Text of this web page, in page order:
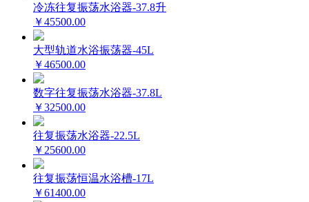
冷冻往复振荡水浴器-37.8升
￥45500.00
大型轨道水浴振荡器-45L
￥46500.00
数字往复振荡水浴器-37.8L
￥32500.00
往复振荡水浴器-22.5L
￥25600.00
往复振荡恒温水浴槽-17L
￥61400.00